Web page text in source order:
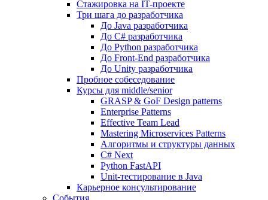
Стажировка на IT-проекте
Три шага до разработчика
До Java разработчика
До C# разработчика
До Python разработчика
До Front-End разработчика
До Unity разработчика
Пробное собеседование
Курсы для middle/senior
GRASP & GoF Design patterns
Enterprise Patterns
Effective Team Lead
Mastering Microservices Patterns
Алгоритмы и структуры данных
C# Next
Python FastAPI
Unit-тестирование в Java
Карьерное консультирование
События